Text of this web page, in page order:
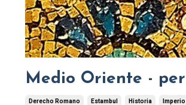
Medio Oriente -
Derecho Romano Estambul Historia